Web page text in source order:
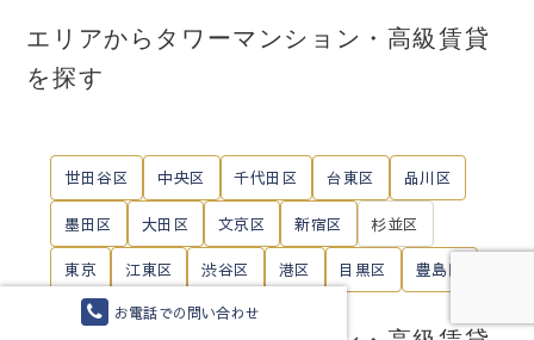
お電話での問い合わせ
エリアからタワーマンション・高級賃貸
を探す
世田谷区 中央区 千代田区 台東区 品川区
墨田区 大田区 文京区 新宿区 杉並区
東京 江東区 渋谷区 港区 目黒区 豊島区